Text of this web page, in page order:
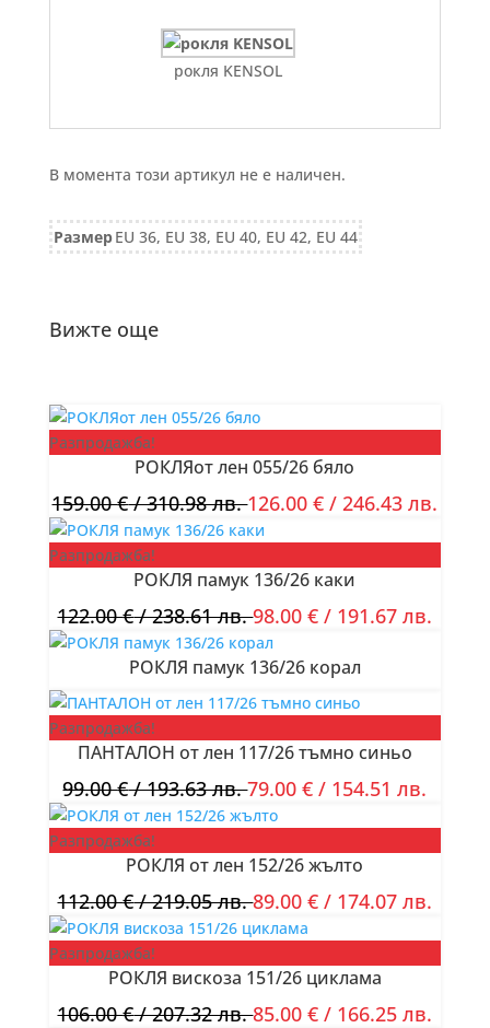
рокля KENSOL
В момента този артикул не е наличен.
РазмерEU 36, EU 38, EU 40, EU 42, EU 44
Вижте още
Разпродажба!
РОКЛЯот лен 055/26 бяло
159.00€/ 310.98 лв.126.00€ / 246.43 лв.
Разпродажба!
РОКЛЯ памук 136/26 каки
122.00€/ 238.61 лв.98.00€ / 191.67 лв.
РОКЛЯ памук 136/26 корал
Разпродажба!
ПАНТАЛОН от лен 117/26 тъмно синьо
99.00€/ 193.63 лв.79.00€ / 154.51 лв.
Разпродажба!
РОКЛЯ от лен 152/26 жълто
112.00€/ 219.05 лв.89.00€ / 174.07 лв.
Разпродажба!
РОКЛЯ вискоза 151/26 циклама
106.00€/ 207.32 лв.85.00€ / 166.25 лв.